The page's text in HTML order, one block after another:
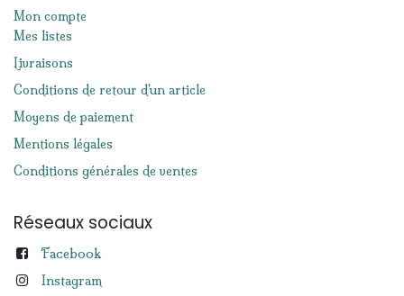
Mon compte
Mes listes
Livraisons
Conditions de retour d'un article
Moyens de paiement
Mentions légales
Conditions générales de ventes
Réseaux sociaux
Facebook
Instagram